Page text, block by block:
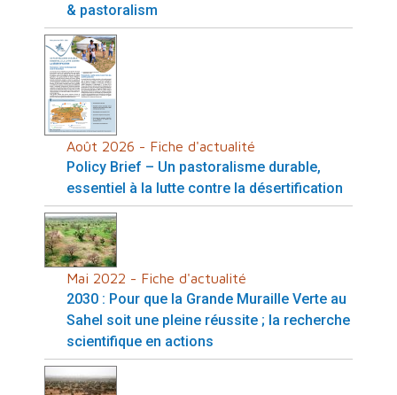
& pastoralism
Août 2026 - Fiche d'actualité
Policy Brief – Un pastoralisme durable,
essentiel à la lutte contre la désertification
Mai 2022 - Fiche d'actualité
2030 : Pour que la Grande Muraille Verte au
Sahel soit une pleine réussite ; la recherche
scientifique en actions